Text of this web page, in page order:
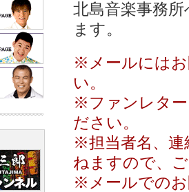
北島音楽事務
ます。
※メールにはお
い。
※ファンレター
ださい。
※担当者名、連
ねますので、
※メールでのお